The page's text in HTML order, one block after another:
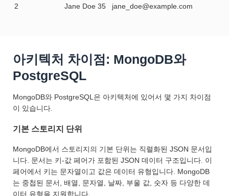
2 Jane Doe 35 jane_doe@example.com
아키텍처 차이점: MongoDB와
PostgreSQL
MongoDB와 PostgreSQL은 아키텍처에 있어서 몇 가지 차이점
이 있습니다.
기본 스토리지 단위
MongoDB에서 스토리지의 기본 단위는 직렬화된 JSON 문서입
니다. 문서는 키-값 페어가 포함된 JSON 데이터 구조입니다. 이
페어에서 키는 문자열이고 값은 데이터 유형입니다. MongoDB
는 중첩된 문서, 배열, 문자열, 날짜, 부울 값, 숫자 등 다양한 데
이터 유형을 지원합니다.